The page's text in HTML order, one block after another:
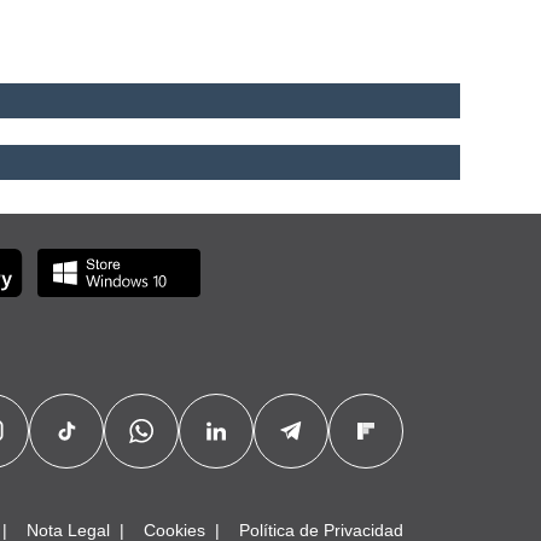
Nota Legal Cookies Política de Privacidad